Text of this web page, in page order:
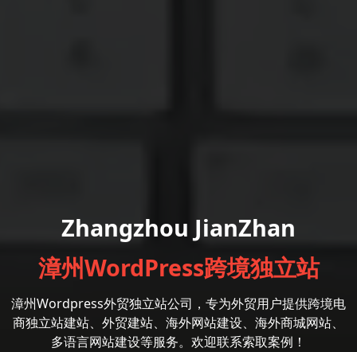
Zhangzhou JianZhan
漳州WordPress跨境独立站
漳州Wordpress外贸独立站公司，专为外贸用户提供跨境电
商独立站建站、外贸建站、海外网站建设、海外商城网站、
多语言网站建设等服务。欢迎联系索取案例！